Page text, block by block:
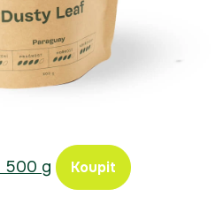
500 g Koupit